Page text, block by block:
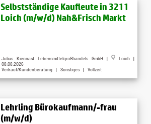
Selbstständige Kaufleute in 3211
Loich (m/w/d) Nah&Frisch Markt
Julius Kiennast Lebensmittelgroßhandels GmbH |
Loich |
08.08.2026
Verkauf/Kundenberatung | Sonstiges | Vollzeit
Lehrling Bürokaufmann/-frau
(m/w/d)